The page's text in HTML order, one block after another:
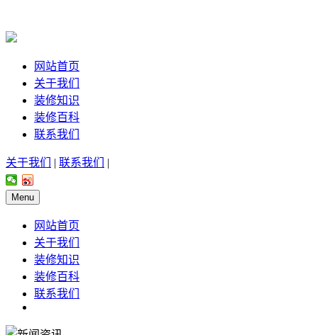
网站首页
关于我们
装修知识
装修百科
联系我们
关于我们 | 联系我们 |
Menu
网站首页
关于我们
装修知识
装修百科
联系我们